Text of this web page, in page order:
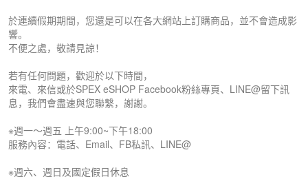
於連續假期期間，您還是可以在各大網站上訂購商品，並不會造成影
響。
不便之處，敬請見諒！
若有任何問題，歡迎於以下時間，
來電、來信或於SPEX eSHOP Facebook粉絲專頁、LINE@留下訊
息，我們會盡速與您聯繫，謝謝。
※週一～週五 上午9:00~下午18:00
服務內容：電話、Email、FB私訊、LINE@
※週六、週日及國定假日休息